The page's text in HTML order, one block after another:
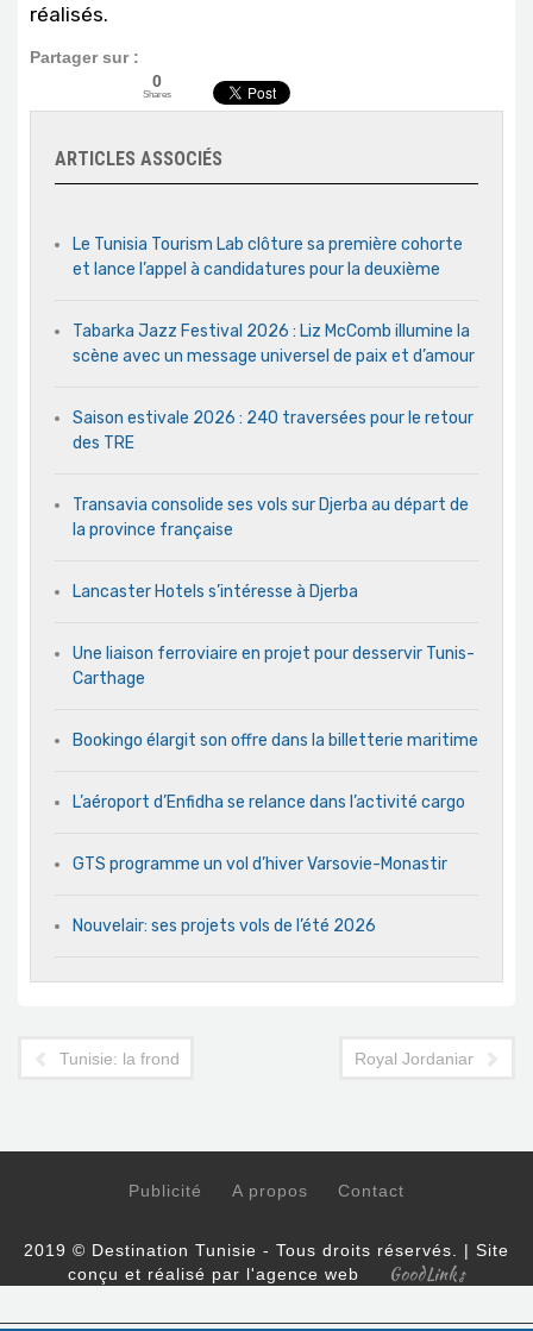
réalisés.
Partager sur :
0
Shares
ARTICLES ASSOCIÉS
Le Tunisia Tourism Lab clôture sa première cohorte
et lance l’appel à candidatures pour la deuxième
Tabarka Jazz Festival 2026 : Liz McComb illumine la
scène avec un message universel de paix et d’amour
Saison estivale 2026 : 240 traversées pour le retour
des TRE
Transavia consolide ses vols sur Djerba au départ de
la province française
Lancaster Hotels s’intéresse à Djerba
Une liaison ferroviaire en projet pour desservir Tunis-
Carthage
Bookingo élargit son offre dans la billetterie maritime
L’aéroport d’Enfidha se relance dans l’activité cargo
GTS programme un vol d’hiver Varsovie-Monastir
Nouvelair: ses projets vols de l’été 2026
Tunisie: la fronde des agences de voyages contre Qatar
Royal Jordanian
Publicité A propos Contact
2019 © Destination Tunisie - Tous droits réservés. | Site
conçu et réalisé par l'agence web
GoodLinks